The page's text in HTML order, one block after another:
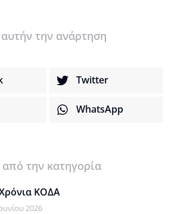
την ανάρτηση
Twitter
WhatsApp
την κατηγορία
ΚΟΔΑ
2026